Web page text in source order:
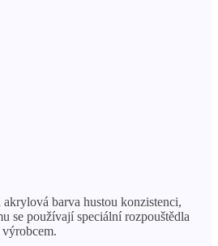
barva hustou konzistenci,
se používají speciální rozpouštědla